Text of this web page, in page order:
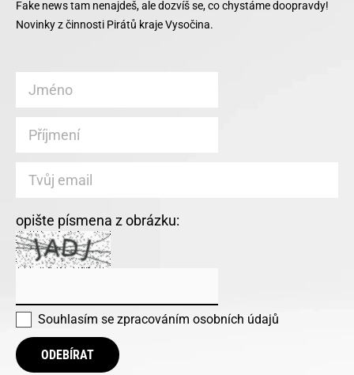
Fake news tam nenajdeš, ale dozvíš se, co chystáme doopravdy!
Novinky z činnosti Pirátů kraje Vysočina.
opište písmena z obrázku:
Souhlasím se zpracováním osobních údajů
ODEBÍRAT